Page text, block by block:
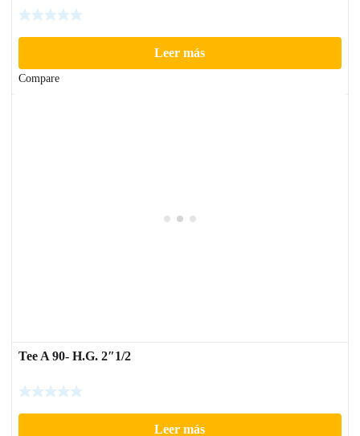
Leer más
Compare
Tee A 90- H.G. 2″1/2
Leer más